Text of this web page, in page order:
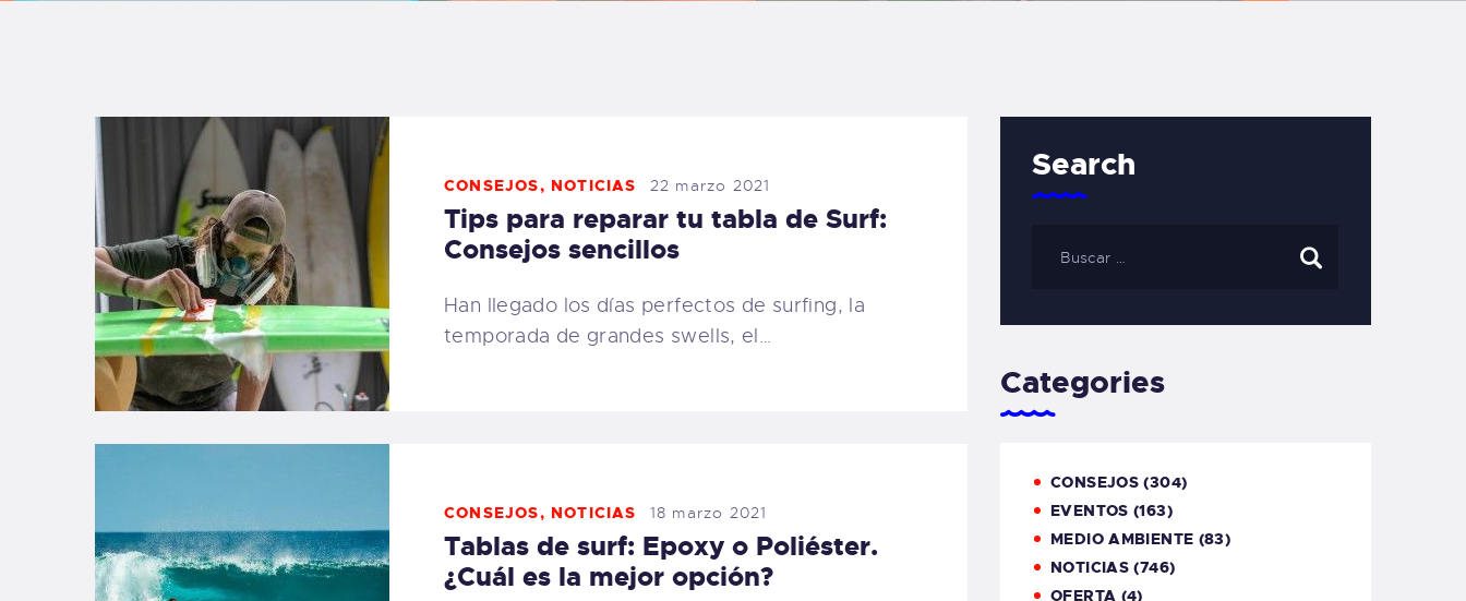
CARRITO
TIENDA FAMILY
SURFERS
CONSEJOS, NOTICIAS 22 marzo 2021
Tips para reparar tu tabla de Surf:
Consejos sencillos
Han llegado los días perfectos de surfing, la
temporada de grandes swells, el…
CONSEJOS, NOTICIAS 18 marzo 2021
Tablas de surf: Epoxy o Poliéster.
¿Cuál es la mejor opción?
Search
Categories
CONSEJOS (304)
EVENTOS (163)
MEDIO AMBIENTE (83)
NOTICIAS (746)
OFERTA (4)